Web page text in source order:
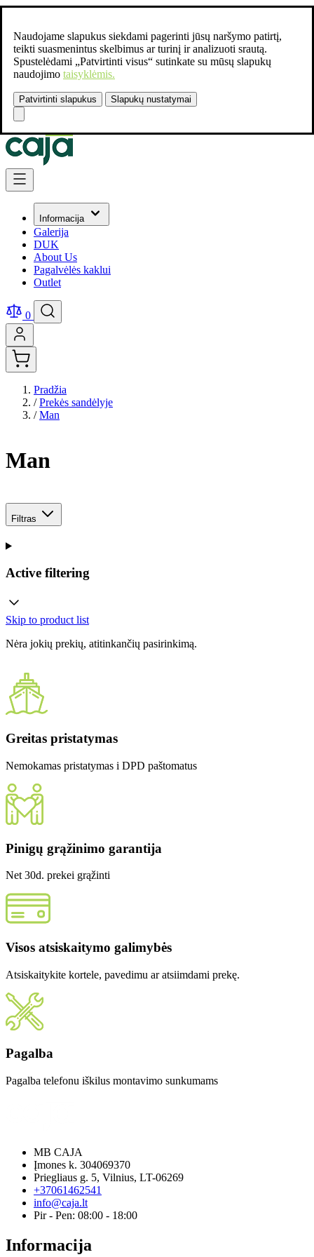
Naudojame slapukus siekdami pagerinti jūsų naršymo patirtį,
teikti suasmenintus skelbimus ar turinį ir analizuoti srautą.
Spustelėdami „Patvirtinti visus“ sutinkate su mūsų slapukų
naudojimo taisyklėmis.
Patvirtinti slapukus Slapukų nustatymai
Susisiekite:
Skip to Content
Informacija
Galerija
DUK
About Us
Pagalvėlės kaklui
Outlet
0
Pradžia
/ Prekės sandėlyje
/ Man
Man
Filtras
Active filtering
Skip to product list
Nėra jokių prekių, atitinkančių pasirinkimą.
Greitas pristatymas
Nemokamas pristatymas i DPD paštomatus
Pinigų grąžinimo garantija
Net 30d. prekei grąžinti
Visos atsiskaitymo galimybės
Atsiskaitykite kortele, pavedimu ar atsiimdami prekę.
Pagalba
Pagalba telefonu iškilus montavimo sunkumams
MB CAJA
Įmones k. 304069370
Priegliaus g. 5, Vilnius, LT-06269
+37061462541
info@caja.lt
Pir - Pen: 08:00 - 18:00
Informacija